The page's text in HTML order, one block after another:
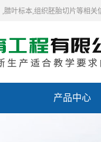
,腊叶标本,组织胚胎切片等相
产品中心